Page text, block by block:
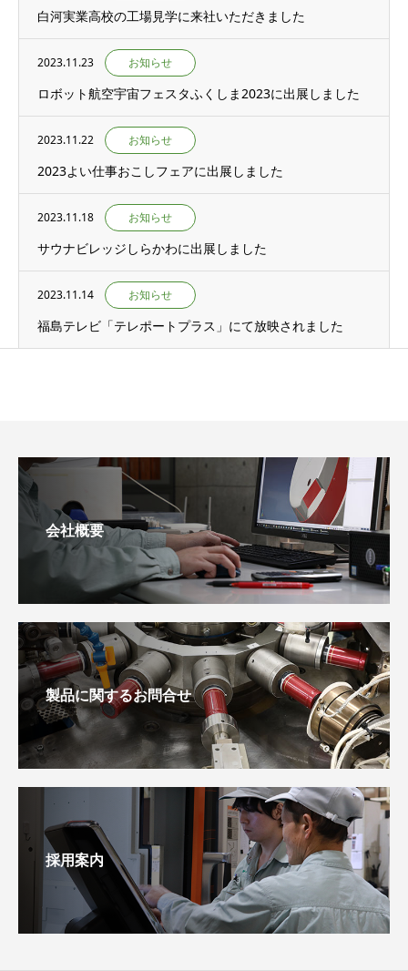
白河実業高校の工場見学に来社いただきました
2023.11.23 お知らせ
ロボット航空宇宙フェスタふくしま2023に出展しました
2023.11.22 お知らせ
2023よい仕事おこしフェアに出展しました
2023.11.18 お知らせ
サウナビレッジしらかわに出展しました
2023.11.14 お知らせ
福島テレビ「テレポートプラス」にて放映されました
会社概要
製品に関するお問合せ
採用案内